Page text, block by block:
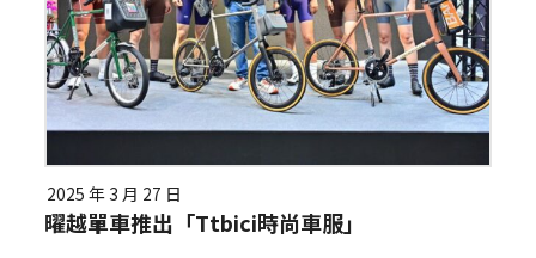
2025 年 3 月 27 日
曜越單車推出「ttbici時尚車服」